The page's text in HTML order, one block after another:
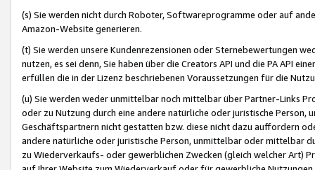
(s) Sie werden nicht durch Roboter, Softwareprogramme oder auf
Amazon-Website generieren.
(t) Sie werden unsere Kundenrezensionen oder Sternebewertungen
nutzen, es sei denn, Sie haben über die Creators API und die PA API
erfüllen die in der Lizenz beschriebenen Voraussetzungen für die
(u) Sie werden weder unmittelbar noch mittelbar über Partner-Links
oder zu Nutzung durch eine andere natürliche oder juristische
Geschäftspartnern nicht gestatten bzw. diese nicht dazu auffordern
andere natürliche oder juristische Person, unmittelbar oder mittelbar
zu Wiederverkaufs- oder gewerblichen Zwecken (gleich welcher Art)